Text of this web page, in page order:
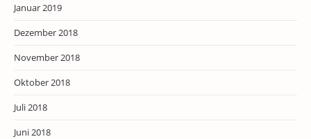
Januar 2019
Dezember 2018
November 2018
Oktober 2018
Juli 2018
Juni 2018